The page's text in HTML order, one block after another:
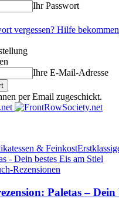
Ihr Passwort
vergessen? Hilfe bekommen
Ihre E-Mail-Adresse
per Email zugeschickt.
& Feinkost
Rezensionen
Paletas – Dein